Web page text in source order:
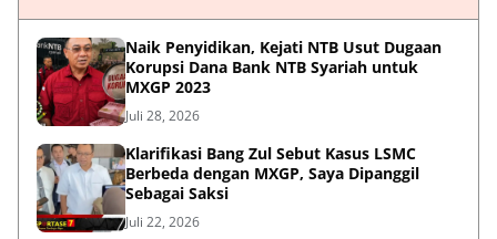
Naik Penyidikan, Kejati NTB Usut Dugaan
Korupsi Dana Bank NTB Syariah untuk
MXGP 2023
Juli 28, 2026
Klarifikasi Bang Zul Sebut Kasus LSMC
Berbeda dengan MXGP, Saya Dipanggil
Sebagai Saksi
Juli 22, 2026